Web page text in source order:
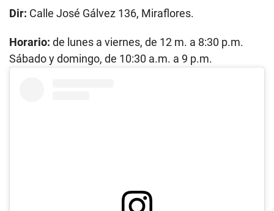
Dir: Calle José Gálvez 136, Miraflores.
Horario: de lunes a viernes, de 12 m. a 8:30 p.m.
Sábado y domingo, de 10:30 a.m. a 9 p.m.